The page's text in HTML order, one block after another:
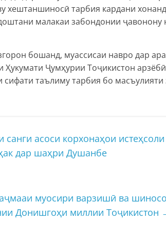
хештаншиносӣ тарбия кардани
малакаи забондонии ҷавонону
бошанд, муассисаи навро дар
Ҷумҳурии Тоҷикистон
сифати таълиму тарбия бо
санги асоси корхонаҳои
дар шаҳри Душанбе
муосири варзишӣ ва
Донишгоҳи миллии Тоҷикистон